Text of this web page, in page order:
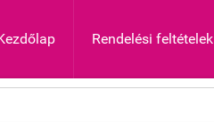
Rendelési feltételek